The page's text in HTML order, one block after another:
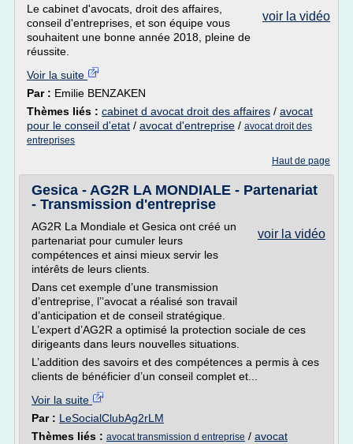
voir la vidéo
Le cabinet d'avocats, droit des affaires,
conseil d'entreprises, et son équipe vous
souhaitent une bonne année 2018, pleine de
réussite.
Voir la suite
Par : Emilie BENZAKEN
Thèmes liés : cabinet d avocat droit des affaires / avocat
pour le conseil d'etat / avocat d'entreprise / avocat droit des
entreprises
Haut de page
Gesica - AG2R LA MONDIALE - Partenariat
- Transmission d'entreprise
voir la vidéo
AG2R La Mondiale et Gesica ont créé un
partenariat pour cumuler leurs
compétences et ainsi mieux servir les
intérêts de leurs clients.
Dans cet exemple d’une transmission
d’entreprise, l’’avocat a réalisé son travail
d’anticipation et de conseil stratégique.
L’expert d’AG2R a optimisé la protection sociale de ces
dirigeants dans leurs nouvelles situations.
L’addition des savoirs et des compétences a permis à ces
clients de bénéficier d’un conseil complet et...
Voir la suite
Par : LeSocialClubAg2rLM
Thèmes liés : avocat transmission d entreprise / avocat